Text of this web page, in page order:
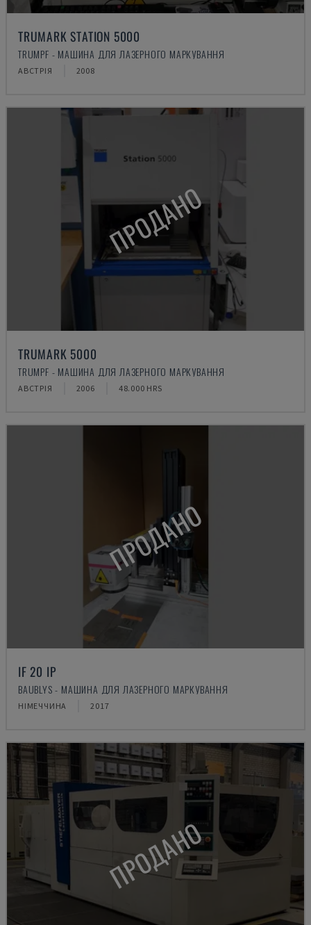
TRUMARK STATION 5000
TRUMPF - МАШИНА ДЛЯ ЛАЗЕРНОГО МАРКУВАННЯ
АВСТРІЯ 2008
ПРОДАНО
TRUMARK 5000
TRUMPF - МАШИНА ДЛЯ ЛАЗЕРНОГО МАРКУВАННЯ
АВСТРІЯ 2006 48.000 HRS
ПРОДАНО
IF 20 IP
BAUBLYS - МАШИНА ДЛЯ ЛАЗЕРНОГО МАРКУВАННЯ
НІМЕЧЧИНА 2017
ПРОДАНО